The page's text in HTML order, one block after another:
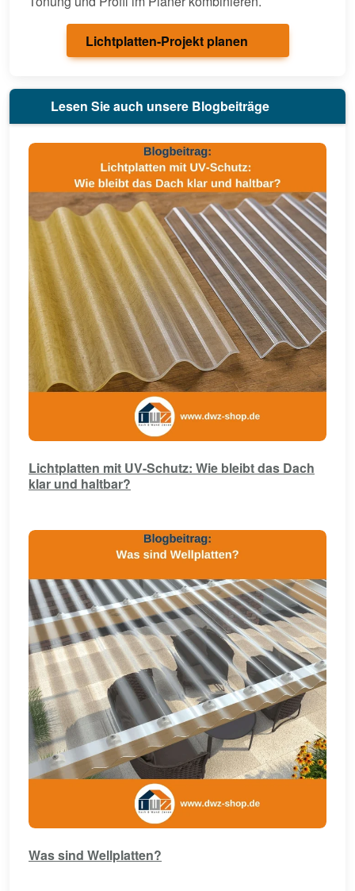
Lichtplatten-Projekt planen
Lesen Sie auch unsere Blogbeiträge
Lichtplatten mit UV-Schutz: Wie bleibt das Dach
klar und haltbar?
Was sind Wellplatten?